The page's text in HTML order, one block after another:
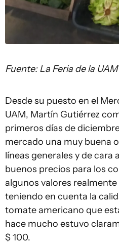
Fuente: La Feria de la UAM
Desde su puesto en el
UAM, Martín Gutiérrez
primeros días de
mercado una muy buena
líneas generales y de cara
buenos precios para los
algunos valores
teniendo en cuenta la
tomate americano que
hace mucho estuvo
$ 100.